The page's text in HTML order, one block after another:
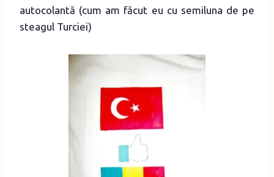
autocolantă (cum am făcut eu cu semiluna de pe
steagul Turciei)